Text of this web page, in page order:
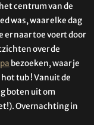
centrum van de
was, waar elke dag
er naar toe voert door
over de
bezoeken, waar je
tub ! Vanuit de
boten uit om
Overnachting in